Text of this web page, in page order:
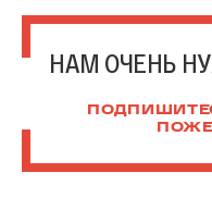
НАМ ОЧЕНЬ